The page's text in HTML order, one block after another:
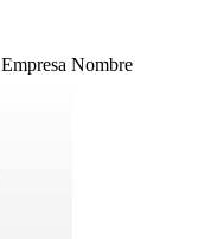
Empresa Nombre